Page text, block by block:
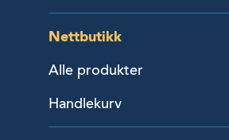
Nettbutikk
Alle produkter
Handlekurv